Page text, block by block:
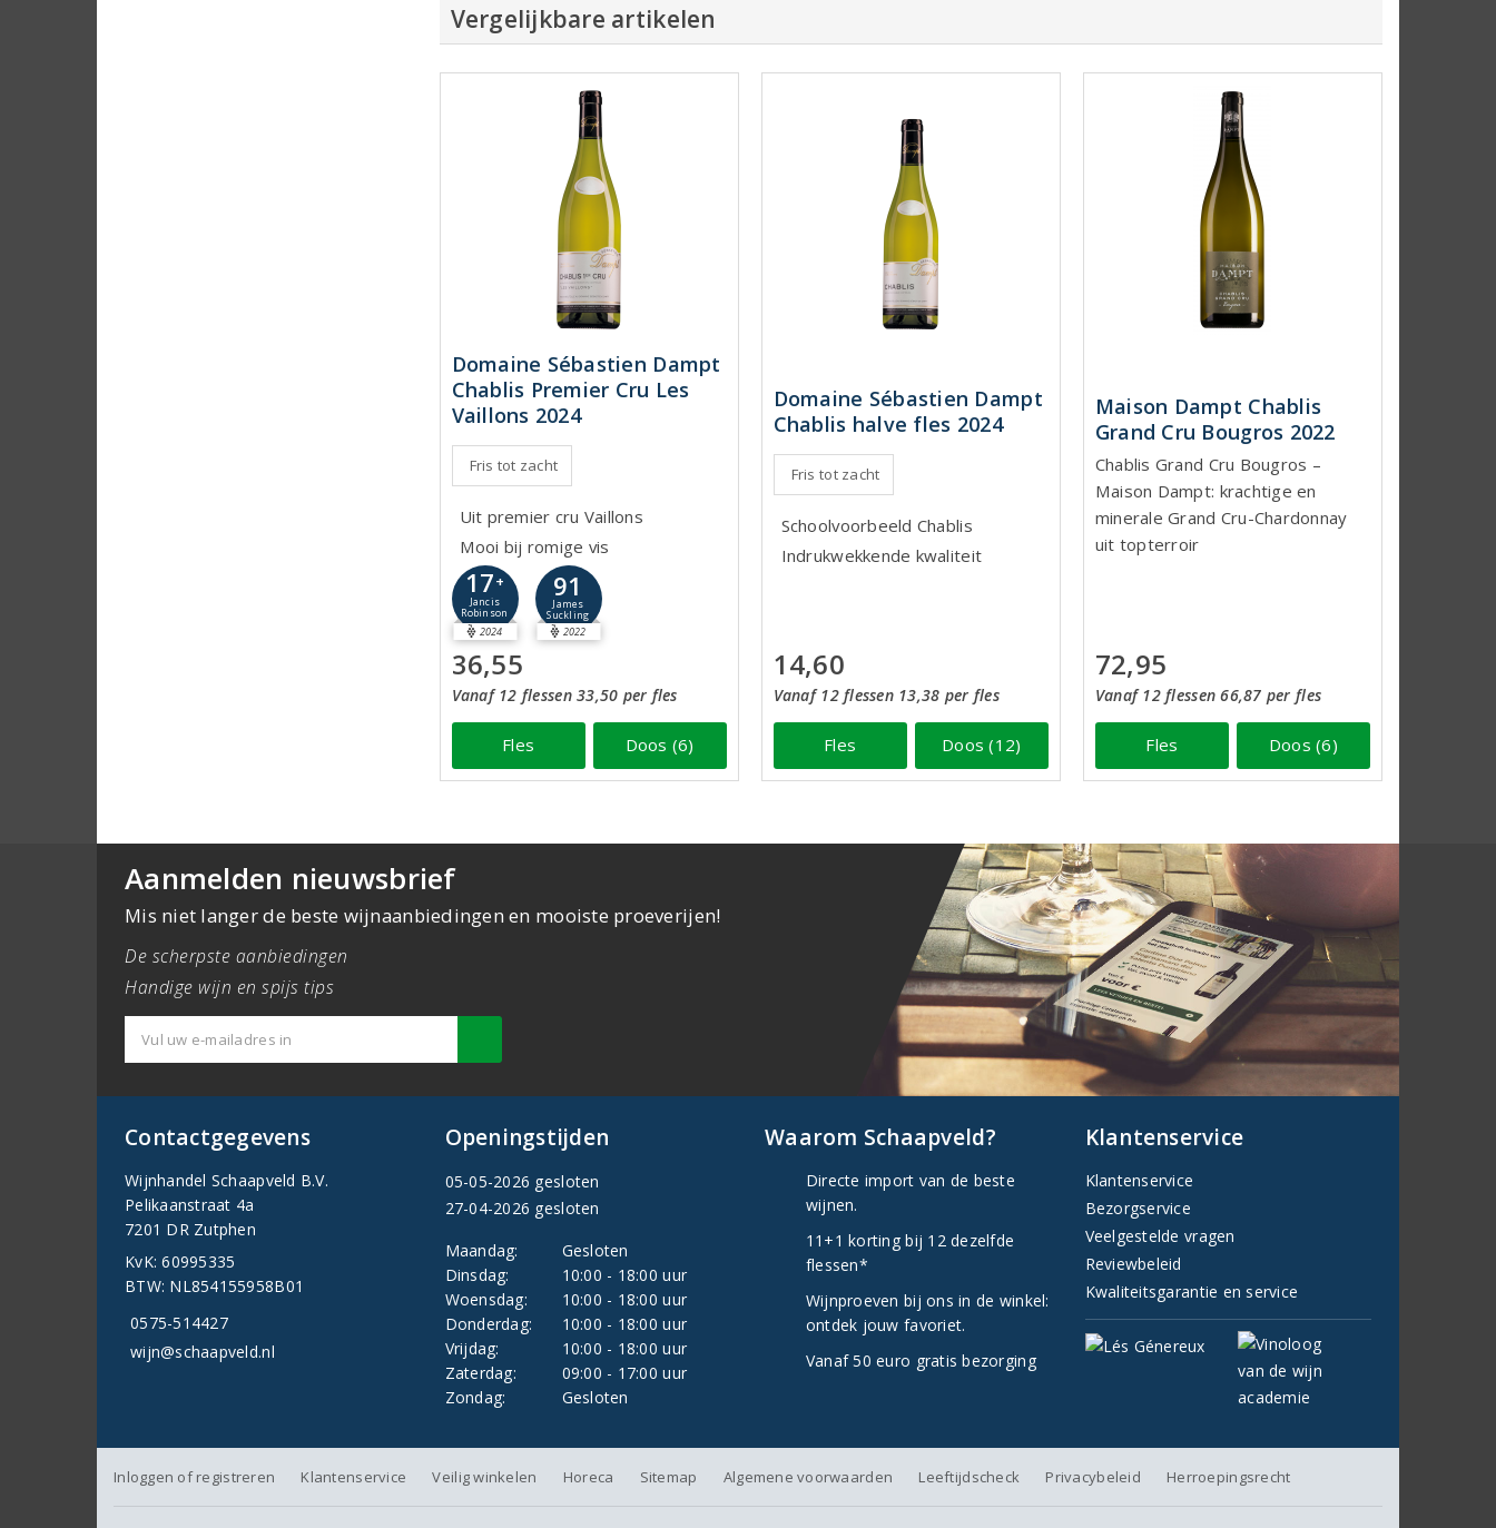
Vergelijkbare artikelen
Domaine Sébastien Dampt
Chablis Premier Cru Les
Vaillons 2024
Fris tot zacht
Uit premier cru Vaillons
Mooi bij romige vis
17+
Jancis
Robinson
2024
91
James
Suckling
2022
36,55
Vanaf 12 flessen 33,50 per fles
Fles Doos (6)
Domaine Sébastien Dampt
Chablis halve fles 2024
Fris tot zacht
Schoolvoorbeeld Chablis
Indrukwekkende kwaliteit
14,60
Vanaf 12 flessen 13,38 per fles
Fles Doos (12)
Maison Dampt Chablis
Grand Cru Bougros 2022
Chablis Grand Cru Bougros –
Maison Dampt: krachtige en
minerale Grand Cru-Chardonnay
uit topterroir
72,95
Vanaf 12 flessen 66,87 per fles
Fles Doos (6)
Aanmelden nieuwsbrief
Mis niet langer de beste wijnaanbiedingen en mooiste proeverijen!
De scherpste aanbiedingen
Handige wijn en spijs tips
Contactgegevens
Wijnhandel Schaapveld B.V.
Pelikaanstraat 4a
7201 DR Zutphen
KvK: 60995335
BTW: NL854155958B01
0575-514427
wijn@schaapveld.nl
Openingstijden
05-05-2026 gesloten
27-04-2026 gesloten
Maandag:
Gesloten
Dinsdag:
10:00 - 18:00 uur
Woensdag:
10:00 - 18:00 uur
Donderdag:
10:00 - 18:00 uur
Vrijdag:
10:00 - 18:00 uur
Zaterdag:
09:00 - 17:00 uur
Zondag:
Gesloten
Waarom Schaapveld?
Directe import van de beste
wijnen.
11+1 korting bij 12 dezelfde
flessen*
Wijnproeven bij ons in de winkel:
ontdek jouw favoriet.
Vanaf 50 euro gratis bezorging
Klantenservice
Klantenservice
Bezorgservice
Veelgestelde vragen
Reviewbeleid
Kwaliteitsgarantie en service
Inloggen of registreren Klantenservice Veilig winkelen Horeca Sitemap Algemene voorwaarden Leeftijdscheck Privacybeleid Herroepingsrecht